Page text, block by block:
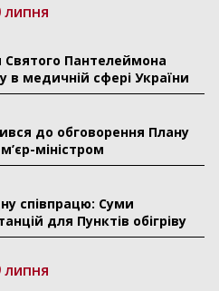
липня
Святого Пантелеймона
в медичній сфері України
до обговорення Плану
міністром
співпрацю: Суми
для Пунктів обігріву
липня